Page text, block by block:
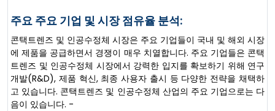
주요 주요 기업 및 시장 점유율 분석:
콘택트렌즈 및 인공수정체 시장은 주요 기업들이 국내 및 해외 시장
에 제품을 공급하면서 경쟁이 매우 치열합니다. 주요 기업들은 콘택
트렌즈 및 인공수정체 시장에서 강력한 입지를 확보하기 위해 연구
개발(R&D), 제품 혁신, 최종 사용자 출시 등 다양한 전략을 채택하
고 있습니다. 콘택트렌즈 및 인공수정체 산업의 주요 기업으로는 다
음이 있습니다. -